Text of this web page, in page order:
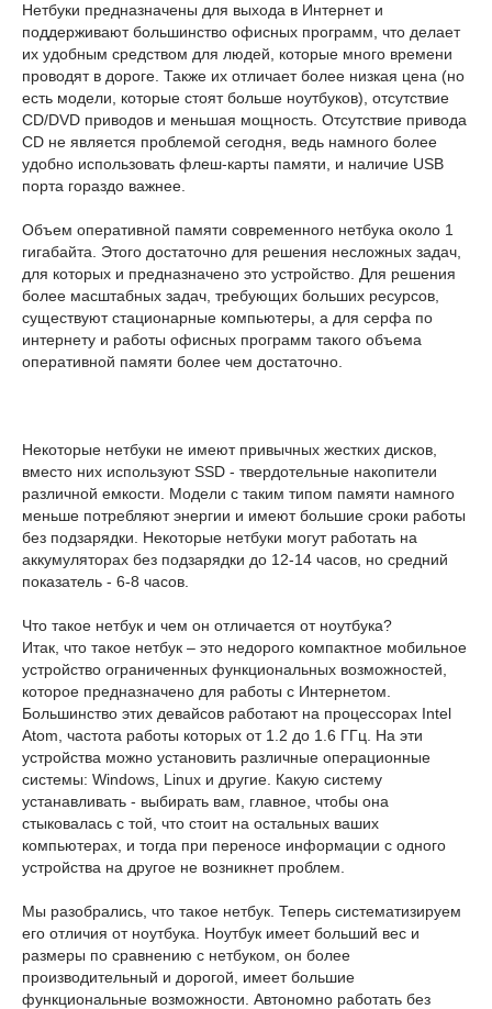
Нетбуки предназначены для выхода в Интернет и
поддерживают большинство офисных программ, что делает
их удобным средством для людей, которые много времени
проводят в дороге. Также их отличает более низкая цена (но
есть модели, которые стоят больше ноутбуков), отсутствие
CD/DVD приводов и меньшая мощность. Отсутствие привода
CD не является проблемой сегодня, ведь намного более
удобно использовать флеш-карты памяти, и наличие USB
порта гораздо важнее.
Объем оперативной памяти современного нетбука около 1
гигабайта. Этого достаточно для решения несложных задач,
для которых и предназначено это устройство. Для решения
более масштабных задач, требующих больших ресурсов,
существуют стационарные компьютеры, а для серфа по
интернету и работы офисных программ такого объема
оперативной памяти более чем достаточно.
Некоторые нетбуки не имеют привычных жестких дисков,
вместо них используют SSD - твердотельные накопители
различной емкости. Модели с таким типом памяти намного
меньше потребляют энергии и имеют большие сроки работы
без подзарядки. Некоторые нетбуки могут работать на
аккумуляторах без подзарядки до 12-14 часов, но средний
показатель - 6-8 часов.
Что такое нетбук и чем он отличается от ноутбука?
Итак, что такое нетбук – это недорого компактное мобильное
устройство ограниченных функциональных возможностей,
которое предназначено для работы с Интернетом.
Большинство этих девайсов работают на процессорах Intel
Atom, частота работы которых от 1.2 до 1.6 ГГц. На эти
устройства можно установить различные операционные
системы: Windows, Linux и другие. Какую систему
устанавливать - выбирать вам, главное, чтобы она
стыковалась с той, что стоит на остальных ваших
компьютерах, и тогда при переносе информации с одного
устройства на другое не возникнет проблем.
Мы разобрались, что такое нетбук. Теперь систематизируем
его отличия от ноутбука. Ноутбук имеет больший вес и
размеры по сравнению с нетбуком, он более
производительный и дорогой, имеет большие
функциональные возможности. Автономно работать без